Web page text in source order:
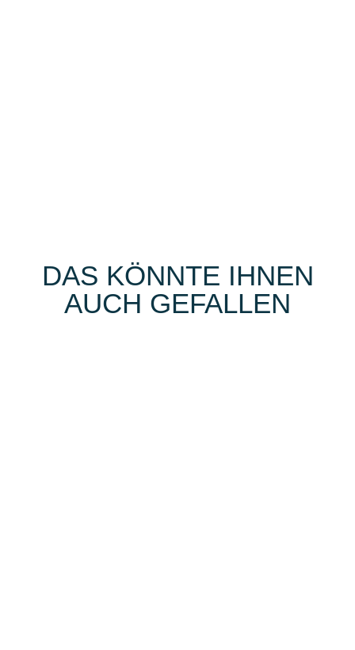
DAS KÖNNTE IHNEN
AUCH GEFALLEN